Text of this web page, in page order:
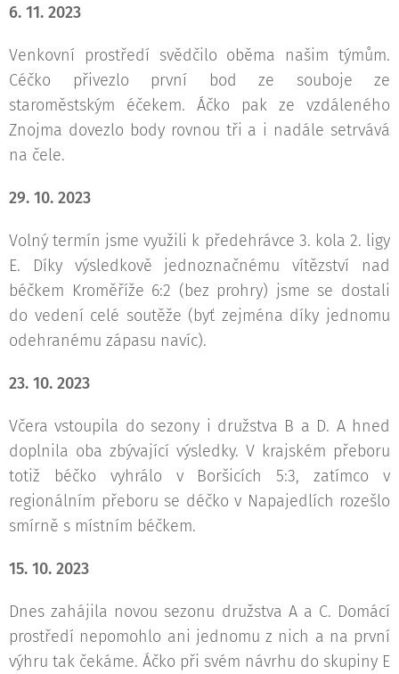
6. 11. 2023
Venkovní prostředí svědčilo oběma našim týmům.
Céčko přivezlo první bod ze souboje ze
staroměstským éčekem. Áčko pak ze vzdáleného
Znojma dovezlo body rovnou tři a i nadále setrvává
na čele.
29. 10. 2023
Volný termín jsme využili k předehrávce 3. kola 2. ligy
E. Díky výsledkově jednoznačnému vítězství nad
béčkem Kroměříže 6:2 (bez prohry) jsme se dostali
do vedení celé soutěže (byť zejména díky jednomu
odehranému zápasu navíc).
23. 10. 2023
Včera vstoupila do sezony i družstva B a D. A hned
doplnila oba zbývající výsledky. V krajském přeboru
totiž béčko vyhrálo v Boršicích 5:3, zatímco v
regionálním přeboru se déčko v Napajedlích rozešlo
smírně s místním béčkem.
15. 10. 2023
Dnes zahájila novou sezonu družstva A a C. Domácí
prostředí nepomohlo ani jednomu z nich a na první
výhru tak čekáme. Áčko při svém návrhu do skupiny E